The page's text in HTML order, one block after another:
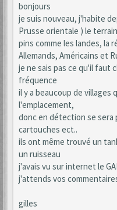
bonjours
je suis nouveau, j'habite
Prusse orientale ) le
pins comme les landes, la
Allemands, Américains et
je ne sais pas ce qu'il faut
fréquence
il y a beaucoup de villages
l'emplacement,
donc en détection se sera
cartouches ect..
ils ont même trouvé un
un ruisseau
j'avais vu sur internet le
j'attends vos
gilles